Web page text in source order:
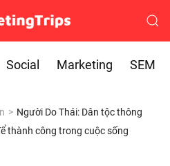
Social Marketing SEM
Người Do Thái: Dân tộc thông
thành công trong cuộc sống